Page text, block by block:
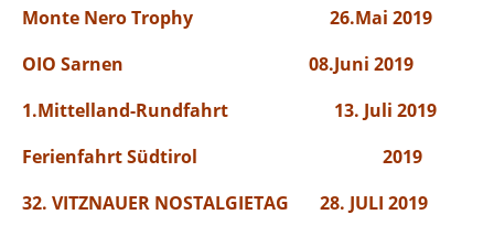
Monte Nero Trophy 26.Mai 2019
OIO Sarnen 08.Juni 2019
1.Mittelland-Rundfahrt 13. Juli 2019
Ferienfahrt Südtirol 2019
32. VITZNAUER NOSTALGIETAG 28. JULI 2019